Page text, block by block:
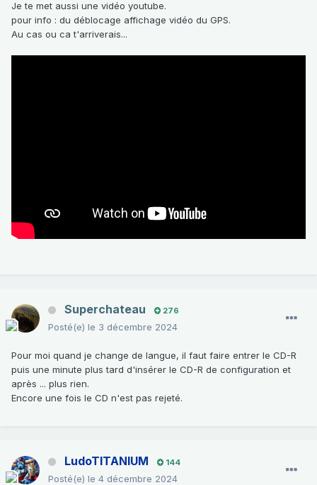
Je te met aussi une vidéo youtube.
pour info : du déblocage affichage vidéo du GPS.
Au cas ou ca t'arriverais...
Superchateau 276
Posté(e) le 3 décembre 2024
Pour moi quand je change de langue, il faut faire entrer le CD-R
puis une minute plus tard d'insérer le CD-R de configuration et
après ... plus rien.
Encore une fois le CD n'est pas rejeté.
LudoTITANIUM 144
Posté(e) le 4 décembre 2024